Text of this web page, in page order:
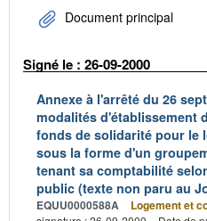
Document principal
Signé le : 26-09-2000
Annexe à l'arrêté du 26
modalités d'établissement
fonds de solidarité pour le
sous la forme d'un
tenant sa comptabilité
public (texte non paru au
EQUU0000588A Logement et